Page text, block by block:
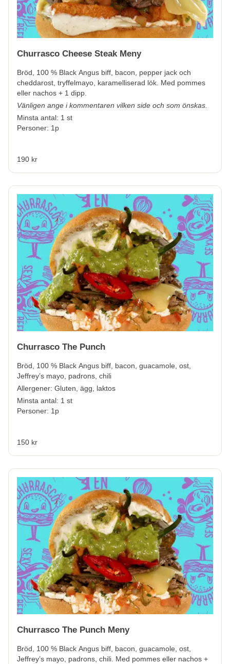
Churrasco Cheese Steak Meny
Bröd, 100 % Black Angus biff, bacon, pepper jack och
cheddarost, tryffelmayo, karamelliserad lök. Med pommes
eller nachos + 1 dipp.
Vänligen ange i kommentaren vilken side och som önskas.
Minsta antal: 1 st
Personer: 1p
190 kr
Churrasco The Punch
Bröd, 100 % Black Angus biff, bacon, guacamole, ost,
Jeffrey’s mayo, padrons, chili
Allergener: Gluten, ägg, laktos
Minsta antal: 1 st
Personer: 1p
150 kr
Churrasco The Punch Meny
Bröd, 100 % Black Angus biff, bacon, guacamole, ost,
Jeffrey’s mayo, padrons, chili. Med pommes eller nachos +